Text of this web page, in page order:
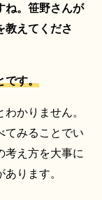
。笹野さんが
教えてくださ
です。
かりません。
てみることでい
考え方を大事に
ります。